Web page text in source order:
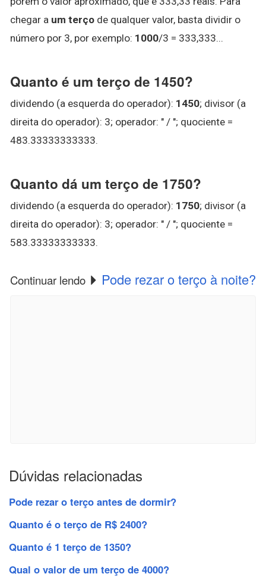
chegar a um terço de qualquer valor, basta dividir o
número por 3, por exemplo: 1000/3 = 333,333...
Quanto é um terço de 1450?
dividendo (a esquerda do operador): 1450; divisor (a
direita do operador): 3; operador: " / "; quociente =
483.33333333333.
Quanto dá um terço de 1750?
dividendo (a esquerda do operador): 1750; divisor (a
direita do operador): 3; operador: " / "; quociente =
583.33333333333.
Continuar lendo Pode rezar o terço à noite?
Dúvidas relacionadas
Pode rezar o terço antes de dormir?
Quanto é o terço de R$ 2400?
Quanto é 1 terço de 1350?
Qual o valor de um terço de 4000?